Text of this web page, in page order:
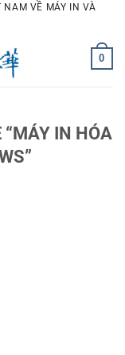
NAM VỀ MÁY IN VÀ
0
IN HÓA